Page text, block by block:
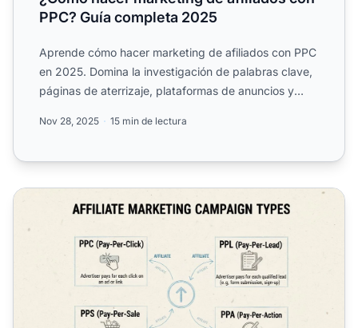
PPC? Guía completa 2025
Aprende cómo hacer marketing de afiliados con PPC
en 2025. Domina la investigación de palabras clave,
páginas de aterrizaje, plataformas de anuncios y
Nov 28, 2025 15 min de lectura
Tipos de campañas de afiliados: Guía completa de PPC,